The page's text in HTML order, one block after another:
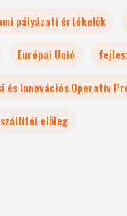
pályázati értékelők
Európai Unió
és Innovációs Operatív
szállítói előleg